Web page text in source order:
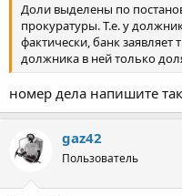
Доли выделены по
прокуратуры. Т.е. у
фактически, банк заявляет
должника в ней только
номер дела напишите
gaz42
Пользователь